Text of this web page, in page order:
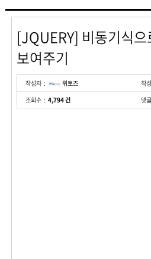
[JQUERY] 비동기식으
보여주기
작성자 위토즈 작
조회수
4,794 건 댓글